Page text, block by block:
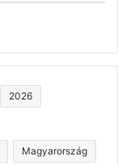
2026
Magyarország